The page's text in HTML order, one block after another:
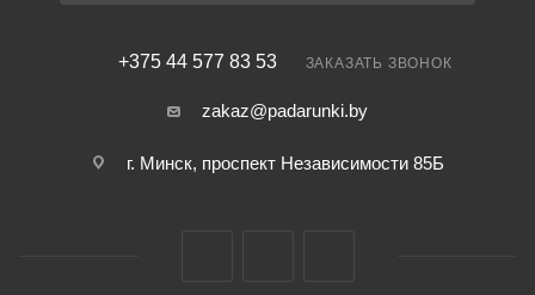
+375 44 577 83 53 ЗАКАЗАТЬ ЗВОНОК
zakaz@padarunki.by
г. Минск, проспект Независимости 85Б